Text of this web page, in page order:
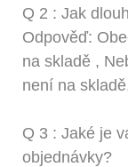
Q 2 : Jak
Odpověď:
na skladě ,
není na
Q 3 : Jaké je
objednávky?